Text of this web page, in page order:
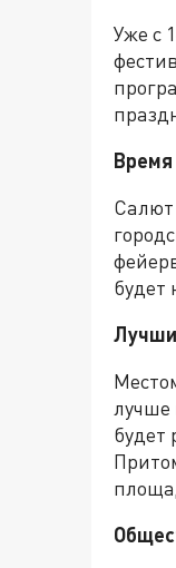
Уже с
Салют
будет
лучше
будет